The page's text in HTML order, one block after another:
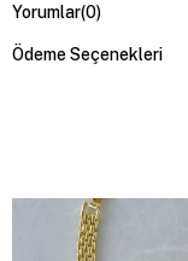
Yorumlar(0)
Ödeme Seçenekleri